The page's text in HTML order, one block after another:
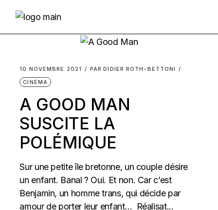
10 NOVEMBRE 2021 PAR DIDIER ROTH-BETTONI
CINÉMA
A GOOD MAN
SUSCITE LA
POLÉMIQUE
Sur une petite île bretonne, un couple désire
un enfant. Banal ? Oui. Et non. Car c’est
Benjamin, un homme trans, qui décide par
amour de porter leur enfant… Réalisat...